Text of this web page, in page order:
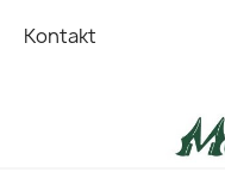
Kontakt